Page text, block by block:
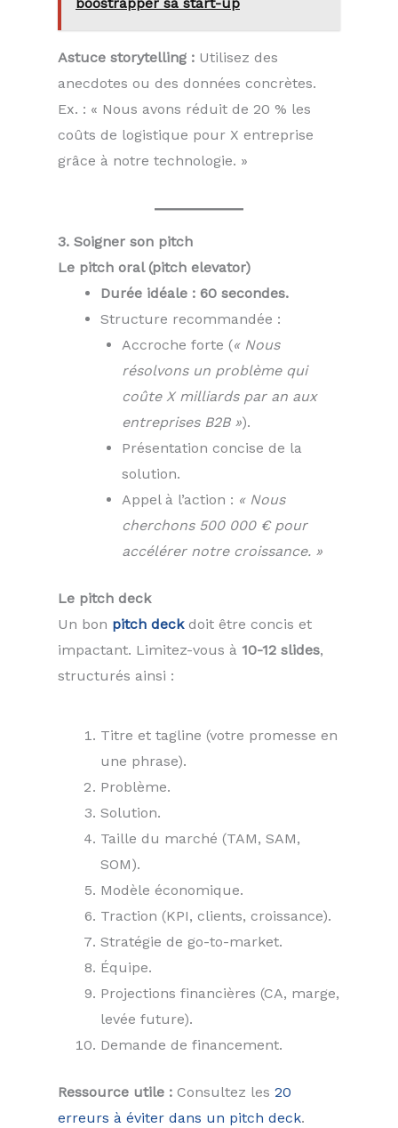
Astuce storytelling : Utilisez des
anecdotes ou des données concrètes.
Ex. : « Nous avons réduit de 20 % les
coûts de logistique pour X entreprise
grâce à notre technologie. »
3. Soigner son pitch
Le pitch oral (pitch elevator)
Durée idéale : 60 secondes.
Structure recommandée :
Accroche forte (« Nous
résolvons un problème qui
coûte X milliards par an aux
entreprises B2B »).
Présentation concise de la
solution.
Appel à l’action : « Nous
cherchons 500 000 € pour
accélérer notre croissance. »
Le pitch deck
Un bon pitch deckdoit être concis et
impactant. Limitez-vous à 10-12 slides,
structurés ainsi :
Titre et tagline (votre promesse en
une phrase).
Problème.
Solution.
Taille du marché (TAM, SAM,
SOM).
Modèle économique.
Traction (KPI, clients, croissance).
Stratégie de go-to-market.
Équipe.
Projections financières (CA, marge,
levée future).
Demande de financement.
Ressource utile : Consultez les 20
erreurs à éviter dans un pitch deck.